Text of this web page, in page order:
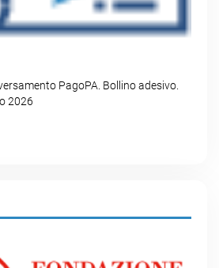
PagoPA. Bollino adesivo.
2026